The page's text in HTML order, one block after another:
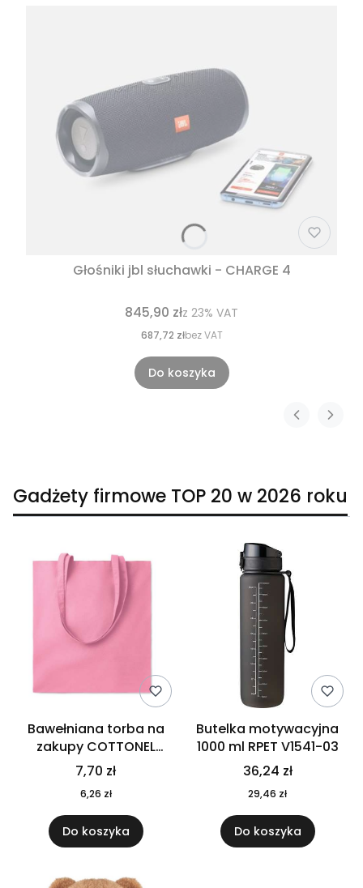
Głośniki jbl słuchawki - CHARGE 4
845,90 złz 23% VAT
687,72 złbez VAT
Do koszyka
Gadżety firmowe TOP 20 w 2026 roku
Bawełniana torba na
zakupy COTTONEL
COLOUR++ MO9846-11
7,70 zł
6,26 zł
Do koszyka
Butelka motywacyjna
1000 ml RPET V1541-03
36,24 zł
29,46 zł
Do koszyka